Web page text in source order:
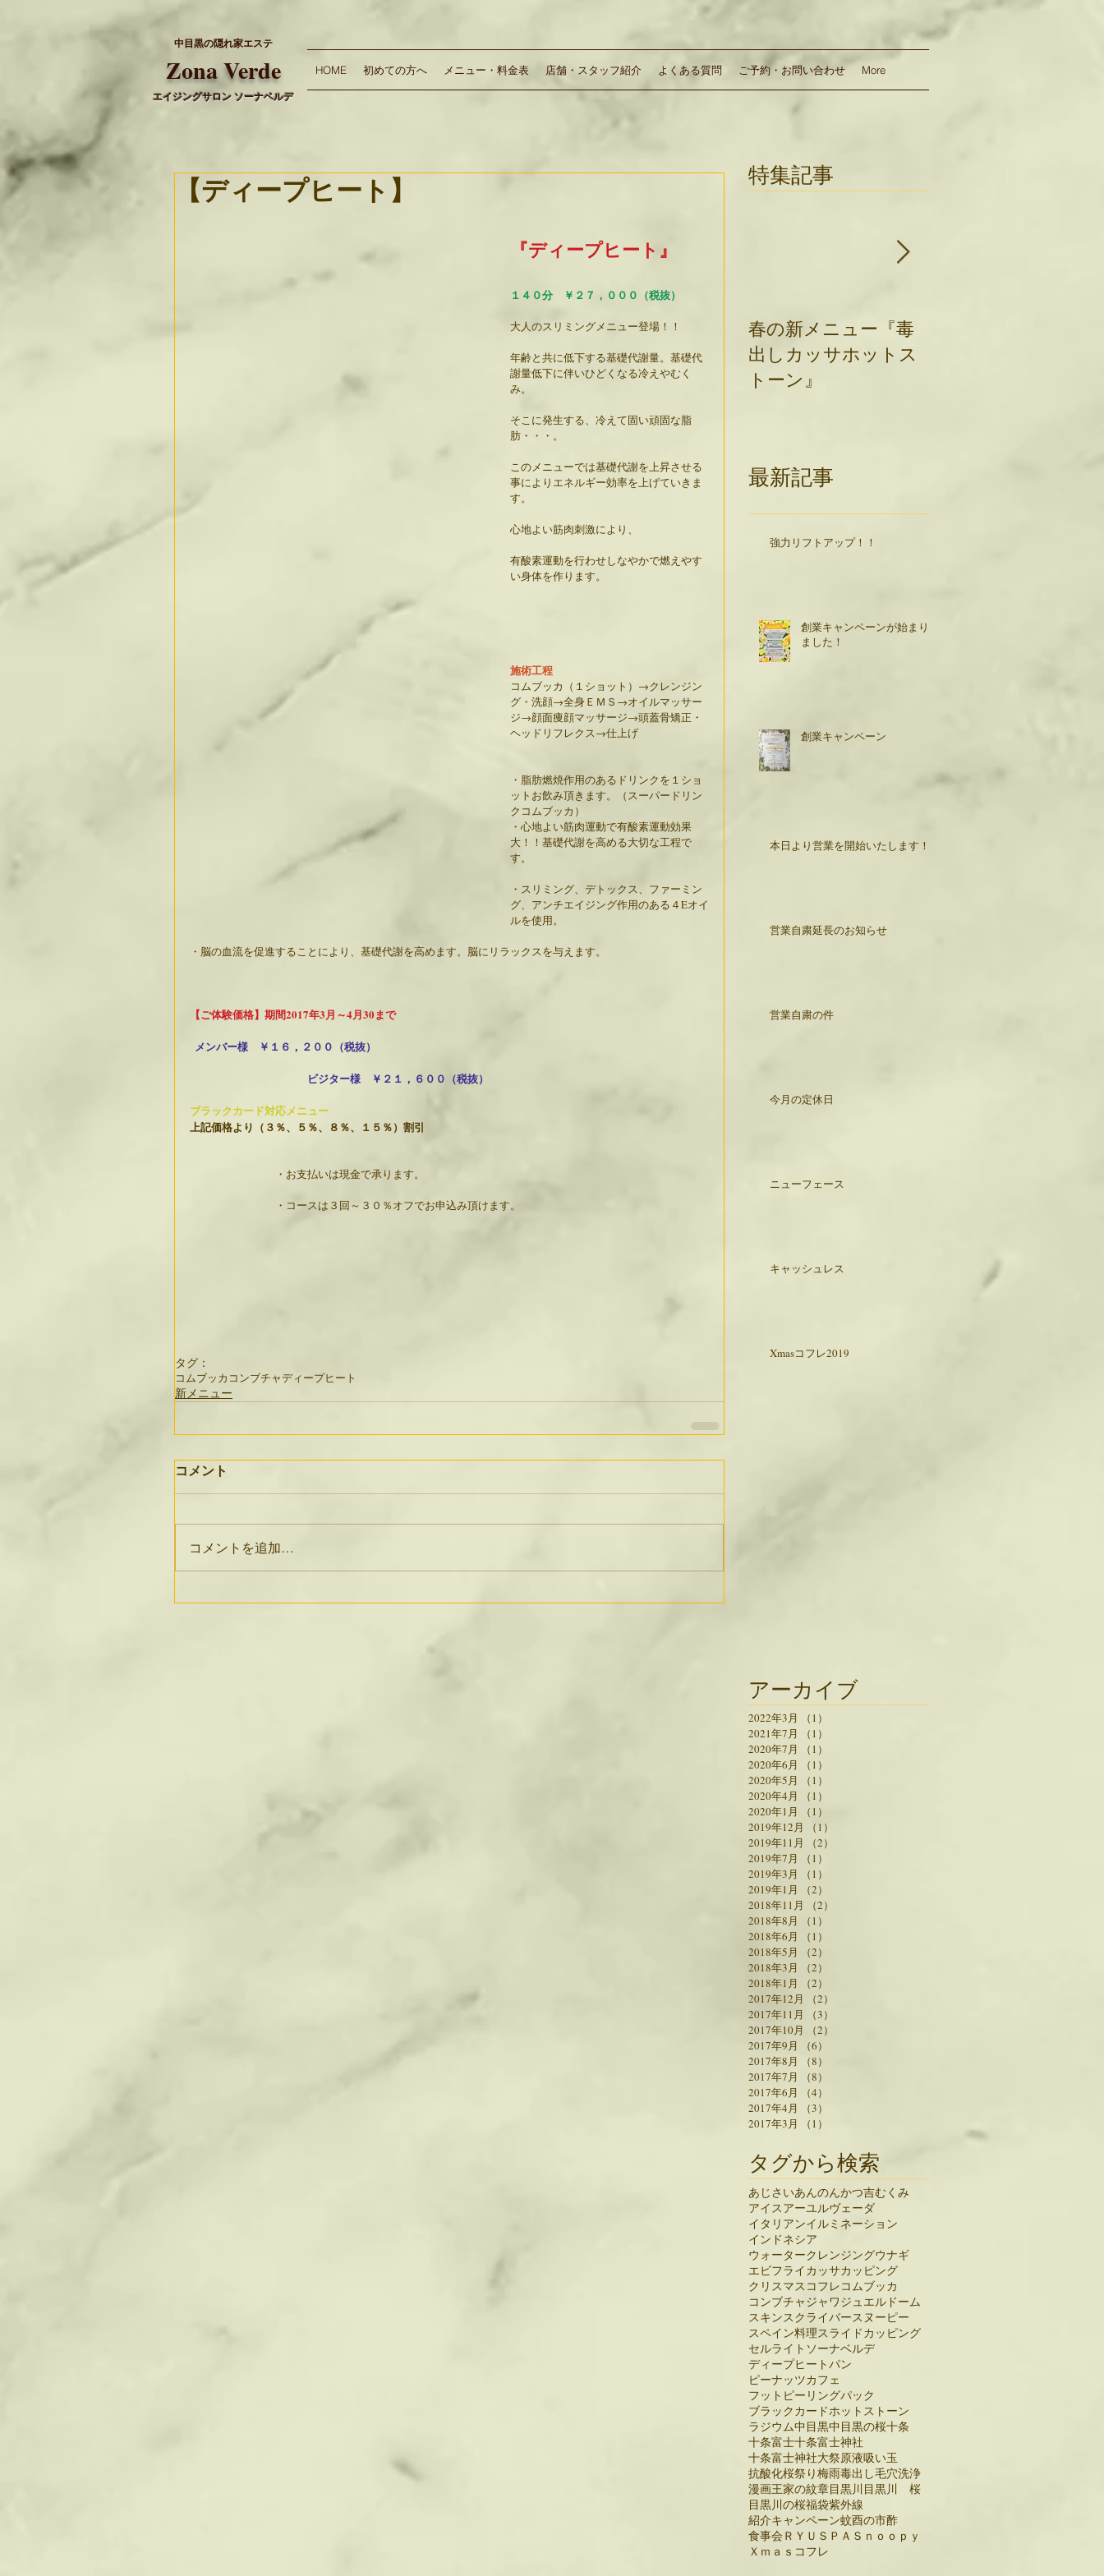
中目黒の隠れ家エステ
​Zona Verde
エイジングサロン ソーナベルデ
HOME 初めての方へ メニュー・料金表 店舗・スタッフ紹介 よくある質問 ご予約・お問い合わせ More
【ディープヒート】
『ディープヒート』
１４０分　￥２７，０００（税抜）
大人のスリミングメニュー登場！！
年齢と共に低下する基礎代謝量。基礎代
謝量低下に伴いひどくなる冷えやむく
み。
そこに発生する、冷えて固い頑固な脂
肪・・・。
このメニューでは基礎代謝を上昇させる
事によりエネルギー効率を上げていきま
す。
心地よい筋肉刺激により、
有酸素運動を行わせしなやかで燃えやす
い身体を作ります。
施術工程
コムブッカ（１ショット）→クレンジン
グ・洗顔→全身ＥＭＳ→オイルマッサー
ジ→顔面痩顔マッサージ→頭蓋骨矯正・
ヘッドリフレクス→仕上げ
・脂肪燃焼作用のあるドリンクを１ショ
ットお飲み頂きます。（スーパードリン
クコムブッカ）
・心地よい筋肉運動で有酸素運動効果
大！！基礎代謝を高める大切な工程で
す。
・スリミング、デトックス、ファーミン
グ、アンチエイジング作用のある４Eオイ
ルを使用。
・脳の血流を促進することにより、基礎代謝を高めます。脳にリラックスを与えます。
【ご体験価格】期間2017年3月～4月30まで
メンバー様　￥１６，２００（税抜）
ビジター様　￥２１，６００（税抜）
ブラックカード対応メニュー
上記価格より（３％、５％、８％、１５％）割引
・お支払いは現金で承ります。
・コースは３回～３０％オフでお申込み頂けます。
タグ：
コムブッカ コンブチャディープヒート
新メニュー
コメント
コメントを追加…
特集記事
春の新メニュー『毒
出しカッサホットス
トーン』
最新記事
強力リフトアップ！！
創業キャンペーンが始まり
ました！
創業キャンペーン
本日より営業を開始いたします！
営業自粛延長のお知らせ
営業自粛の件
今月の定休日
ニューフェース
キャッシュレス
Xmasコフレ2019
アーカイブ
2022年3月 （1）
2021年7月
（1）
2020年7月
（1）
2020年6月
（1）
2020年5月
（1）
2020年4月
（1）
2020年1月
（1）
2019年12月
（1）
2019年11月
（2）
2019年7月
（1）
2019年3月
（1）
2019年1月
（2）
2018年11月
（2）
2018年8月
（1）
2018年6月
（1）
2018年5月
（2）
2018年3月
（2）
2018年1月
（2）
2017年12月
（2）
2017年11月
（3）
2017年10月
（2）
2017年9月
（6）
2017年8月
（8）
2017年7月
（8）
2017年6月
（4）
2017年4月
（3）
2017年3月
（1）
タグから検索
あじさいあんのんかつ吉むくみ
アイスアーユルヴェーダ
イタリアンイルミネーション
インドネシア
ウォータークレンジングウナギ
エビフライカッサカッピング
クリスマスコフレコムブッカ
コンブチャジャワジュエルドーム
スキンスクライバースヌーピー
スペイン料理スライドカッピング
セルライト ソーナベルデ
ディープヒートパン
ピーナッツカフェ
フットピーリングパック
ブラックカードホットストーン
ラジウム中目黒中目黒の桜十条
十条富士十条富士神社
十条富士神社大祭原液吸い玉
抗酸化桜祭り梅雨毒出し毛穴洗浄
漫画王家の紋章目黒川 目黒川 桜
目黒川の桜福袋紫外線
紹介キャンペーン蚊酉の市酢
食事会 ＲＹＵＳＰＡ Ｓｎｏｏｐｙ
Ｘｍａｓコフレ